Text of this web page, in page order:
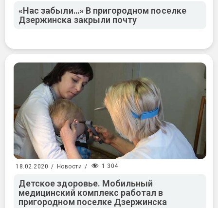
«Нас забыли…» В пригородном поселке
Дзержинска закрыли почту
18.02.2020 / Новости / 1 304
Детское здоровье. Мобильный
медицинский комплекс работал в
пригородном поселке Дзержинска